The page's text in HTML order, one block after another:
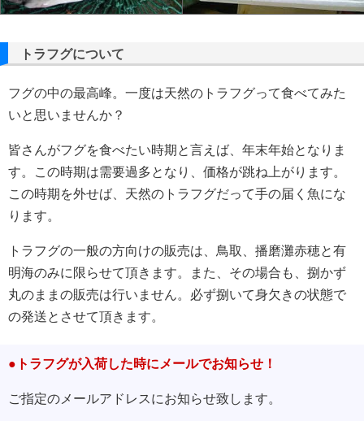
トラフグについて
フグの中の最高峰。一度は天然のトラフグって食べてみた
いと思いませんか？
皆さんがフグを食べたい時期と言えば、年末年始となりま
す。この時期は需要過多となり、価格が跳ね上がります。
この時期を外せば、天然のトラフグだって手の届く魚にな
ります。
トラフグの一般の方向けの販売は、鳥取、播磨灘赤穂と有
明海のみに限らせて頂きます。また、その場合も、捌かず
丸のままの販売は行いません。必ず捌いて身欠きの状態で
の発送とさせて頂きます。
●トラフグが入荷した時にメールでお知らせ！
ご指定のメールアドレスにお知らせ致します。